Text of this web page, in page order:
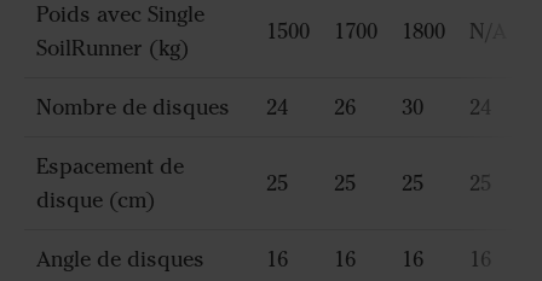
Poids avec Single
SoilRunner (kg)
1500 1700 1800 N/A
Nombre de disques 24 26 30 24
Espacement de
disque (cm)
25 25 25 25
Angle de disques 16 16 16 16